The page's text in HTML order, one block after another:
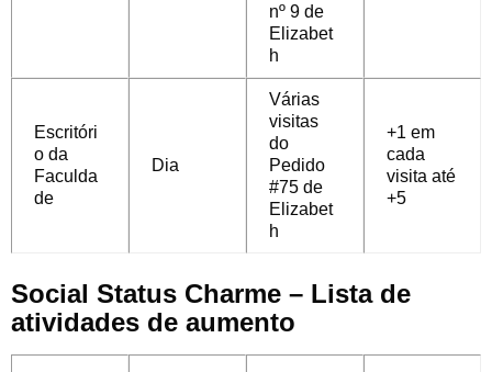
nº 9 de
Elizabet
h
Escritóri
o da
Faculda
de
Dia
Várias
visitas
do
Pedido
#75 de
Elizabet
h
+1 em
cada
visita até
+5
Social Status Charme – Lista de
atividades de aumento